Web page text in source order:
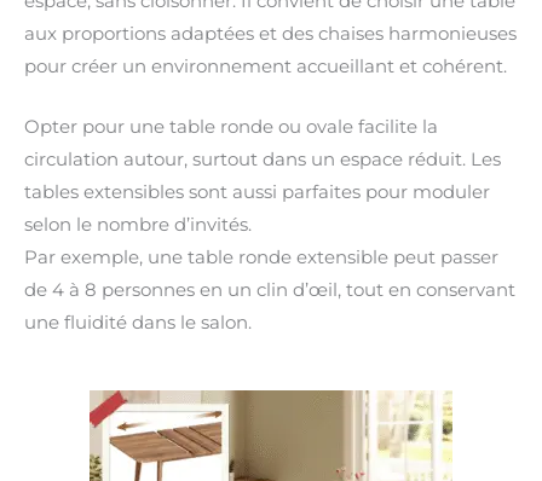
aux proportions adaptées et des chaises harmonieuses
pour créer un environnement accueillant et cohérent.
Opter pour une table ronde ou ovale facilite la
circulation autour, surtout dans un espace réduit. Les
tables extensibles sont aussi parfaites pour moduler
selon le nombre d’invités.
Par exemple, une table ronde extensible peut passer
de 4 à 8 personnes en un clin d’œil, tout en conservant
une fluidité dans le salon.